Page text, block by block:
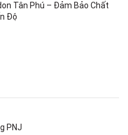
Tân Phú – Đảm Bảo Chất
Độ
PNJ